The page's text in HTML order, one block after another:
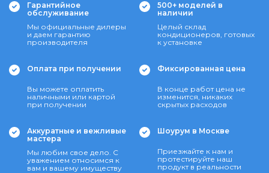
Гарантийное
обслуживание
Мы официальные дилеры
и даем гарантию
производителя
500+ моделей в
наличии
Целый склад
кондиционеров, готовых
к установке
Оплата при получении
Вы можете оплатить
наличными или картой
при получении
Фиксированная цена
В конце работ цена не
изменится, никаких
скрытых расходов
Аккуратные и вежливые
мастера
Мы любим свое дело. С
уважением относимся к
вам и вашему имуществу
Шоурум в Москве
Приезжайте к нам и
протестируйте наш
продукт в реальности